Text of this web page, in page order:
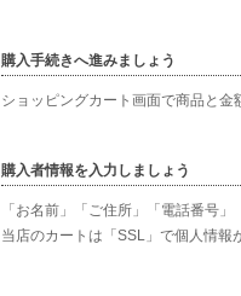
購入手続きへ進みましょう
ショッピングカート画面で商品と
購入者情報を入力しましょう
「お名前」「ご住所」「電話番号
当店のカートは「SSL」で個人情報